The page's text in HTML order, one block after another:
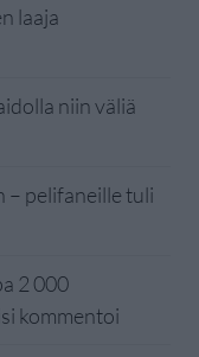
laaja
niin väliä
– pelifaneille tuli
2 000
kommentoi